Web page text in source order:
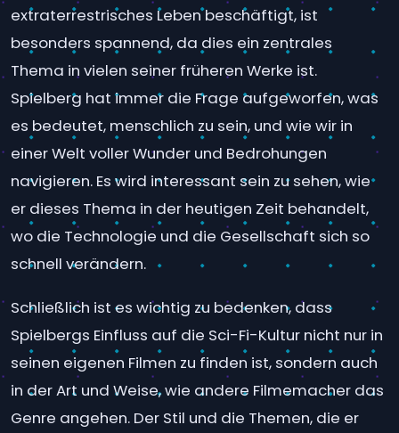
extraterrestrisches Leben beschäftigt, ist
besonders spannend, da dies ein zentrales
Thema in vielen seiner früheren Werke ist.
Spielberg hat immer die Frage aufgeworfen, was
es bedeutet, menschlich zu sein, und wie wir in
einer Welt voller Wunder und Bedrohungen
navigieren. Es wird interessant sein zu sehen, wie
er dieses Thema in der heutigen Zeit behandelt,
wo die Technologie und die Gesellschaft sich so
schnell verändern.
Schließlich ist es wichtig zu bedenken, dass
Spielbergs Einfluss auf die Sci-Fi-Kultur nicht nur in
seinen eigenen Filmen zu finden ist, sondern auch
in der Art und Weise, wie andere Filmemacher das
Genre angehen. Der Stil und die Themen, die er